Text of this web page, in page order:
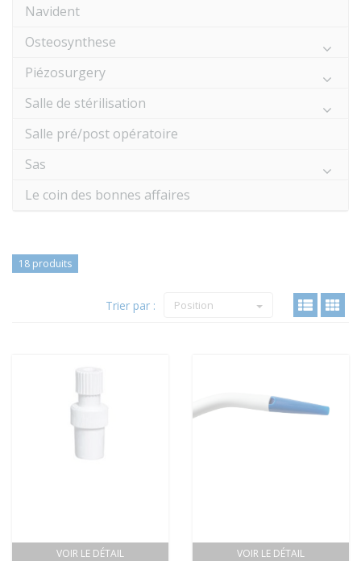
Navident
Osteosynthese
Piézosurgery
Salle de stérilisation
Salle pré/post opératoire
Sas
Le coin des bonnes affaires
18 produits
Trier par : Position
VOIR LE DÉTAIL VOIR LE DÉTAIL